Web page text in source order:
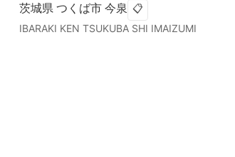
茨城県 つくば市 今泉 📋
IBARAKI KEN TSUKUBA SHI IMAIZUMI